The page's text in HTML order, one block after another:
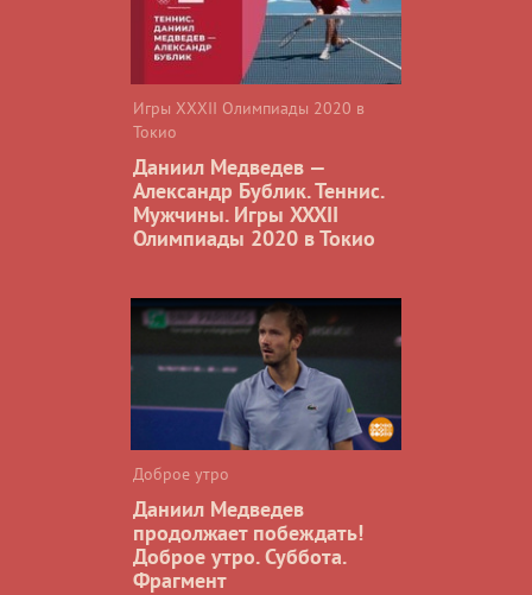
Игры XXXII Олимпиады 2020 в
Токио
Даниил Медведев —
Александр Бублик. Теннис.
Мужчины. Игры XXXII
Олимпиады 2020 в Токио
Доброе утро
Даниил Медведев
продолжает побеждать!
Доброе утро. Суббота.
Фрагмент